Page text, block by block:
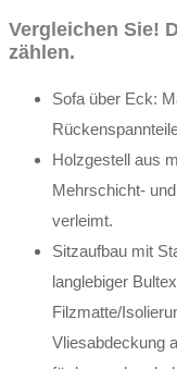
Vergleichen Sie!
zählen.
Sofa über Eck:
Holzgestell aus
Mehrschicht-
verleimt.
Sitzaufbau mit
langlebiger
Filzmatte/
Vliesabdeckung